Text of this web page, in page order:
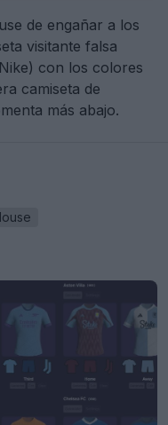
de engañar a los
visitante falsa
con los colores
camiseta de
más abajo.